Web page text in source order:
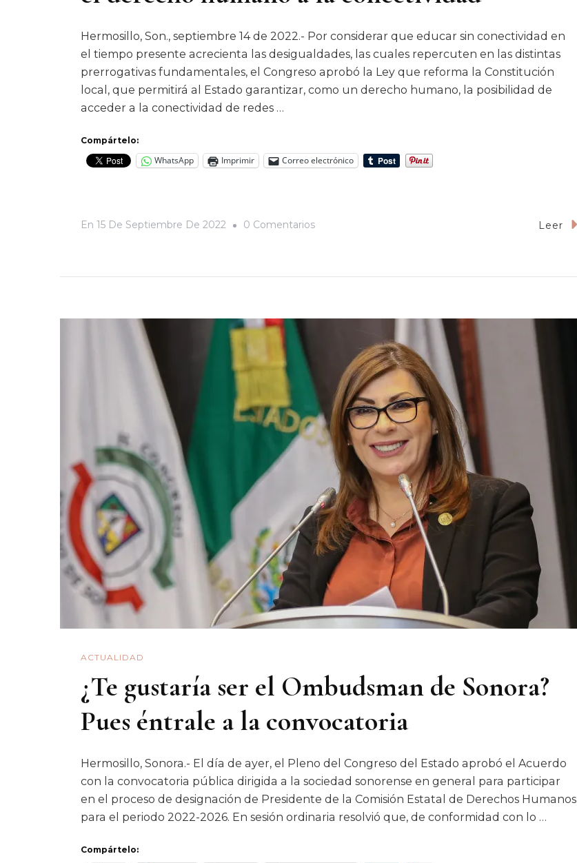
Hermosillo, Son., septiembre 14 de 2022.- Por considerar que educar sin conectividad en
el tiempo presente acrecienta las desigualdades, las cuales repercuten en las distintas
prerrogativas fundamentales, el Congreso aprobó la Ley que reforma la Constitución
local, que permitirá al Estado garantizar, como un derecho humano, la posibilidad de
acceder a la conectividad de redes …
Compártelo:
WhatsApp Imprimir Correo electrónico
En 15 De Septiembre De 2022 0 ComentariosEn
Educación
El
Derecho
Humano
Conectividad
Leer
ACTUALIDAD
¿Te gustaría ser el Ombudsman de Sonora?
Pues éntrale a la convocatoria
Hermosillo, Sonora.- El día de ayer, el Pleno del Congreso del Estado aprobó el Acuerdo
con la convocatoria pública dirigida a la sociedad sonorense en general para participar
en el proceso de designación de Presidente de la Comisión Estatal de Derechos Humanos
para el periodo 2022-2026. En sesión ordinaria resolvió que, de conformidad con lo …
Compártelo: